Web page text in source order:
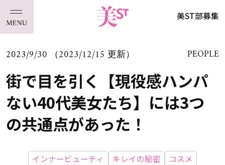
美ST部募集
2023/9/30 （2023/12/15 更新） PEOPLE
街で目を引く【現役感ハンパ
ない40代美女たち】には3つ
の共通点があった！
インナービューティ キレイの秘密
コスメ